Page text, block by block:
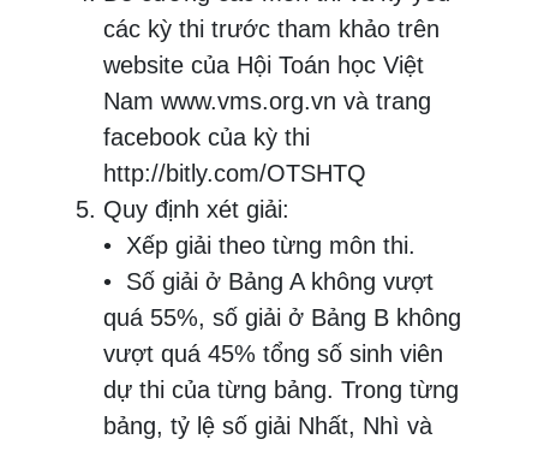
các kỳ thi trước tham khảo trên
website của Hội Toán học Việt
Nam www.vms.org.vn và trang
facebook của kỳ thi
http://bitly.com/OTSHTQ
Quy định xét giải:
• Xếp giải theo từng môn thi.
• Số giải ở Bảng A không vượt
quá 55%, số giải ở Bảng B không
vượt quá 45% tổng số sinh viên
dự thi của từng bảng. Trong từng
bảng, tỷ lệ số giải Nhất, Nhì và